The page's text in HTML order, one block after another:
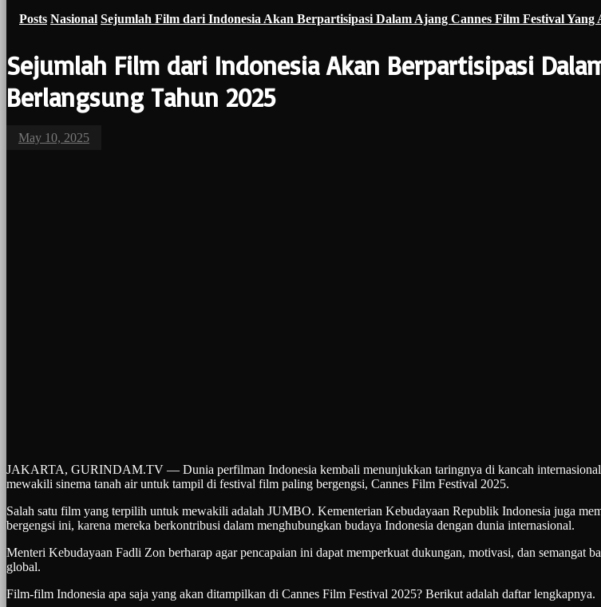
Posts Nasional Sejumlah Film dari Indonesia Akan Berpartisipasi Dalam Ajang Cannes Film Festival Yang
Sejumlah Film dari Indonesia Akan Berpartisipasi
Berlangsung Tahun 2025
May 10, 2025
JAKARTA, GURINDAM.TV — Dunia perfilman Indonesia kembali menunjukkan taringnya di kancah internasional
mewakili sinema tanah air untuk tampil di festival film paling bergengsi, Cannes Film Festival 2025.
Salah satu film yang terpilih untuk mewakili adalah JUMBO. Kementerian Kebudayaan Republik Indonesia juga
bergengsi ini, karena mereka berkontribusi dalam menghubungkan budaya Indonesia dengan dunia internasional.
Menteri Kebudayaan Fadli Zon berharap agar pencapaian ini dapat memperkuat dukungan, motivasi, dan
global.
Film-film Indonesia apa saja yang akan ditampilkan di Cannes Film Festival 2025? Berikut adalah daftar lengkapnya.